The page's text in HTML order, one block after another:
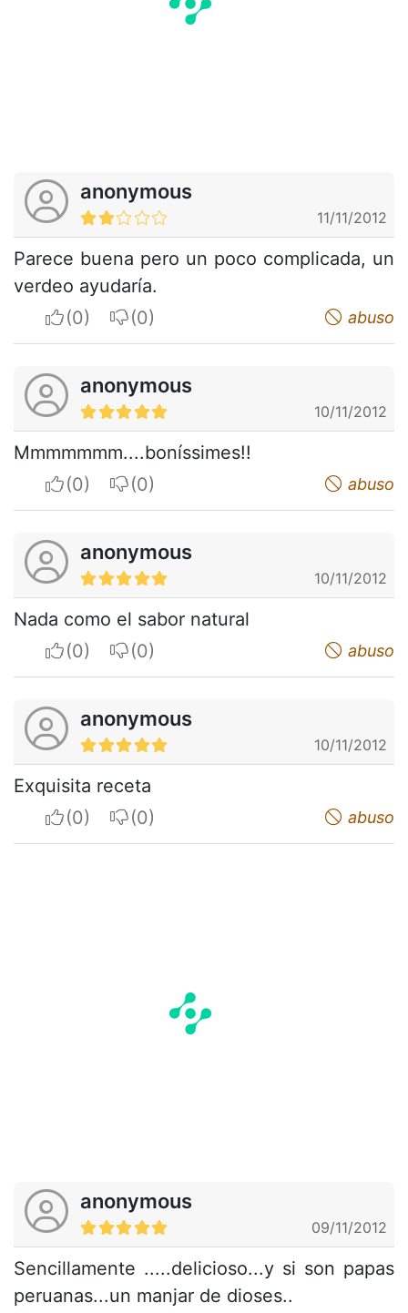
anonymous
11/11/2012
Parece buena pero un poco complicada, un
verdeo ayudaría.
I apreciateI do not appreciate abuso
anonymous
10/11/2012
Mmmmmmm....boníssimes!!
I apreciateI do not appreciate abuso
anonymous
10/11/2012
Nada como el sabor natural
I apreciateI do not appreciate abuso
anonymous
10/11/2012
Exquisita receta
I apreciateI do not appreciate abuso
anonymous
09/11/2012
Sencillamente .....delicioso...y si son papas
peruanas...un manjar de dioses..